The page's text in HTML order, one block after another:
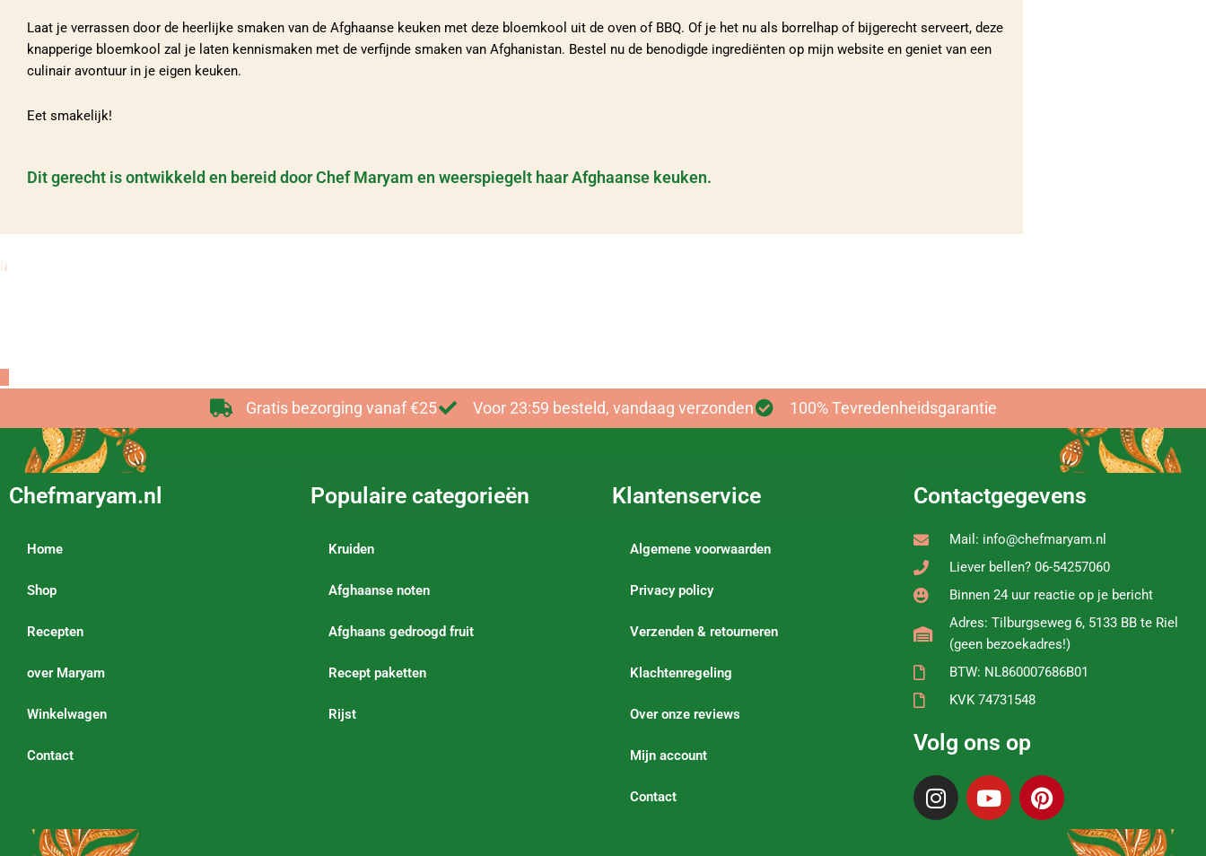
Laat je verrassen door de heerlijke smaken van de Afghaanse keuken met deze bloemkool uit de oven of BBQ. Of je het nu als borrelhap of bijgerecht serveert, deze
knapperige bloemkool zal je laten kennismaken met de verfijnde smaken van Afghanistan. Bestel nu de benodigde ingrediënten op mijn website en geniet van een
culinair avontuur in je eigen keuken.
Eet smakelijk!
Dit gerecht is ontwikkeld en bereid door Chef Maryam en weerspiegelt haar Afghaanse keuken.
Gratis bezorging vanaf €25 Voor 23:59 besteld, vandaag verzonden 100% Tevredenheidsgarantie
Chefmaryam.nl
Home
Shop
Recepten
over Maryam
Winkelwagen
Contact
Populaire categorieën
Kruiden
Afghaanse noten
Afghaans gedroogd fruit
Recept paketten
Rijst
Klantenservice
Algemene voorwaarden
Privacy policy
Verzenden & retourneren
Klachtenregeling
Over onze reviews
Mijn account
Contact
Contactgegevens
Mail: info@chefmaryam.nl
Liever bellen? 06-54257060
Binnen 24 uur reactie op je bericht
Adres: Tilburgseweg 6, 5133 BB te Riel
(geen bezoekadres!)
BTW: NL860007686B01
KVK 74731548
Volg ons op
I
n
Y
o
P
i